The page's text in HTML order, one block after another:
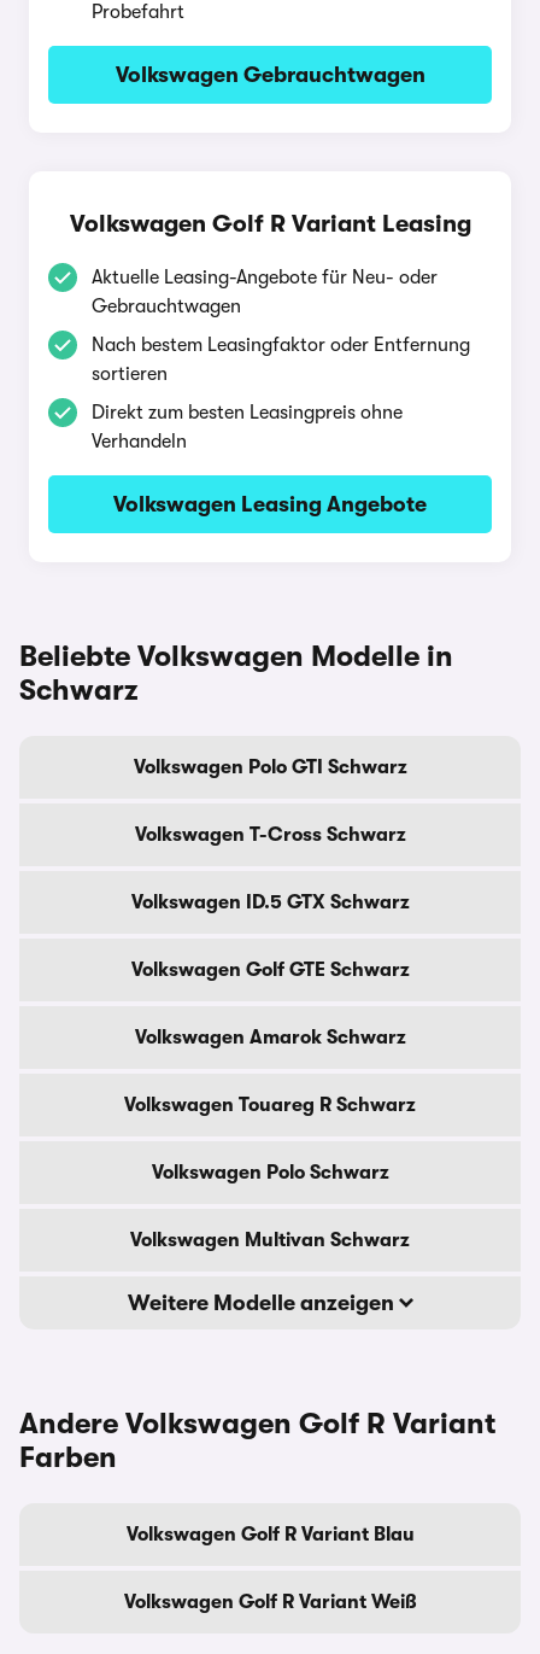
Probefahrt
Volkswagen Gebrauchtwagen
Volkswagen Golf R Variant Leasing
Aktuelle Leasing-Angebote für Neu- oder
Gebrauchtwagen
Nach bestem Leasingfaktor oder Entfernung
sortieren
Direkt zum besten Leasingpreis ohne
Verhandeln
Volkswagen Leasing Angebote
Beliebte Volkswagen Modelle in
Schwarz
Volkswagen Polo GTI Schwarz
Volkswagen T-Cross Schwarz
Volkswagen ID.5 GTX Schwarz
Volkswagen Golf GTE Schwarz
Volkswagen Amarok Schwarz
Volkswagen Touareg R Schwarz
Volkswagen Polo Schwarz
Volkswagen Multivan Schwarz
Weitere Modelle anzeigen
Andere Volkswagen Golf R Variant
Farben
Volkswagen Golf R Variant Blau
Volkswagen Golf R Variant Weiß